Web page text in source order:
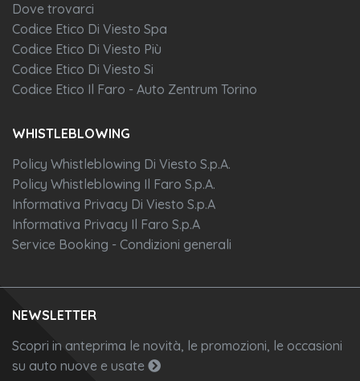
Dove trovarci
Codice Etico Di Viesto Spa
Codice Etico Di Viesto Più
Codice Etico Di Viesto Si
Codice Etico Il Faro - Auto Zentrum Torino
WHISTLEBLOWING
Policy Whistleblowing Di Viesto S.p.A.
Policy Whistleblowing Il Faro S.p.A.
Informativa Privacy Di Viesto S.p.A
Informativa Privacy Il Faro S.p.A
Service Booking - Condizioni generali
NEWSLETTER
Scopri in anteprima le novità, le promozioni, le occasioni
su auto nuove e usate